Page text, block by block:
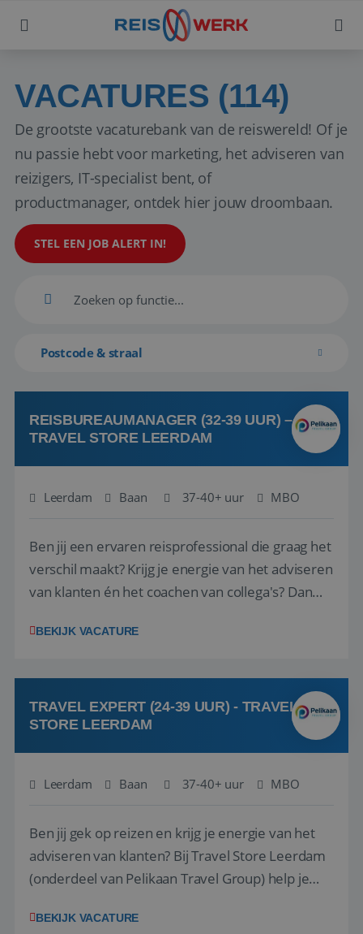
VACATURES (114)
De grootste vacaturebank van de reiswereld! Of je
nu passie hebt voor marketing, het adviseren van
reizigers, IT-specialist bent, of
productmanager, ontdek hier jouw droombaan.
STEL EEN JOB ALERT IN!
Postcode & straal
REISBUREAUMANAGER (32-39 UUR) –
TRAVEL STORE LEERDAM
Leerdam Baan 37-40+ uur MBO
Ben jij een ervaren reisprofessional die graag het
verschil maakt? Krijg je energie van het adviseren
van klanten én het coachen van collega's? Dan
(onderdeel van Pelikaan Travel Group) zoeken
team het reisbureau verder...
BEKIJK VACATURE
TRAVEL EXPERT (24-39 UUR) - TRAVEL
STORE LEERDAM
Leerdam Baan 37-40+ uur MBO
Ben jij gek op reizen en krijg je energie van het
adviseren van klanten? Bij Travel Store Leerdam
(onderdeel van Pelikaan Travel Group) help je
vinden. Samen maken we van elke reis een
BEKIJK VACATURE